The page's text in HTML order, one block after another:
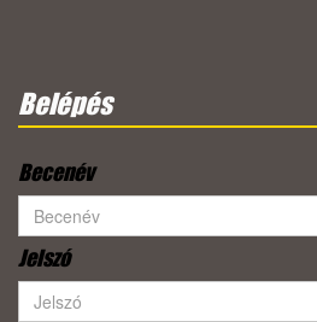
Belépés
Becenév
Jelszó